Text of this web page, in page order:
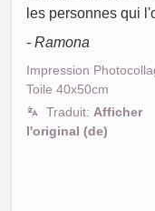
les personnes qui
- Ramona
Impression
Toile 40x50cm
Traduit: Afficher
l'original (de)